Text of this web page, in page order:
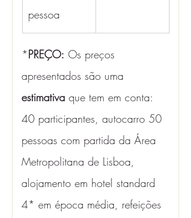
pessoa
*PREÇO: Os preços
apresentados são uma
estimativa que tem em conta:
40 participantes, autocarro 50
pessoas com partida da Área
Metropolitana de Lisboa,
alojamento em hotel standard
4* em época média, refeições